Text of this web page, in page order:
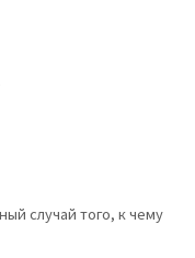
случай того, к чему